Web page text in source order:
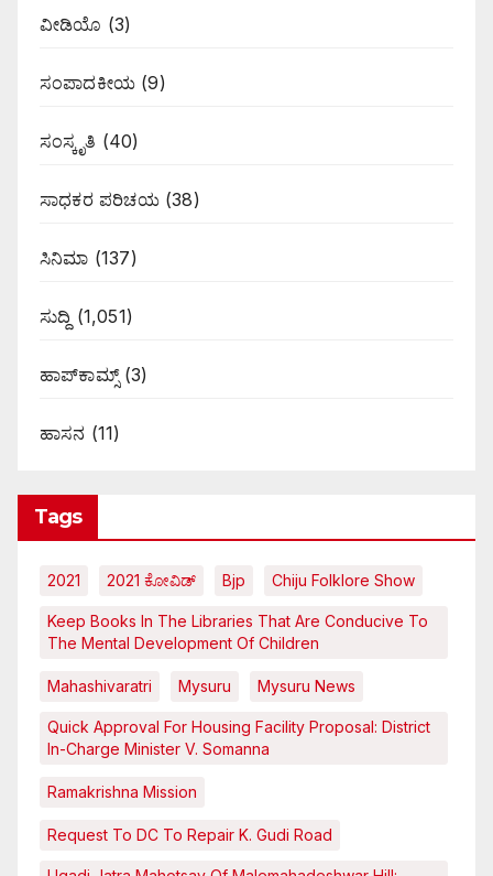
ವೀಡಿಯೊ (3)
ಸಂಪಾದಕೀಯ (9)
ಸಂಸ್ಕೃತಿ (40)
ಸಾಧಕರ ಪರಿಚಯ(38)
ಸಿನಿಮಾ (137)
ಸುದ್ದಿ (1,051)
ಹಾಪ್‌ಕಾಮ್ಸ್‌(3)
ಹಾಸನ (11)
Tags
2021 2021 ಕೋವಿಡ್‌ Bjp Chiju Folklore Show
Keep Books In The Libraries That Are Conducive To
The Mental Development Of Children
Mahashivaratri Mysuru Mysuru News
Quick Approval For Housing Facility Proposal: District
In-Charge Minister V. Somanna
Ramakrishna Mission
Request To DC To Repair K. Gudi Road